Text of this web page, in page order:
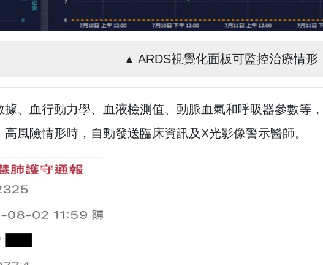
▲ ARDS視覺化面板可監控治療情形
據、血行動力學、血液檢測值、動脈血氣和呼吸器參數等
風險情形時，自動發送臨床資訊及X光影像警示醫師。